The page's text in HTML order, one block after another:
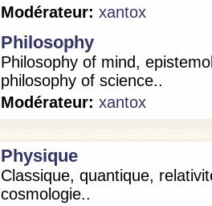
Modérateur: xantox
Philosophy
Philosophy of mind,
philosophy of science..
Modérateur: xantox
Physique
Classique, quantique,
cosmologie..